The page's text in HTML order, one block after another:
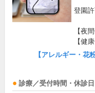
登園
【夜
【健
【アレルギー・花
診療／受付時間・休診日